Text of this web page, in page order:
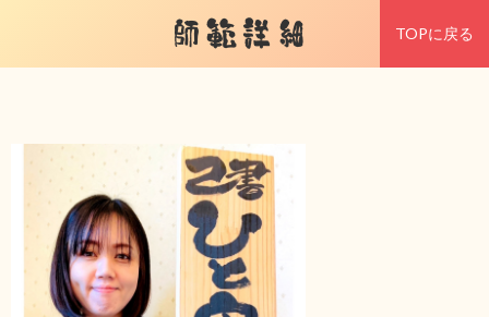
師範詳細 TOPに戻る